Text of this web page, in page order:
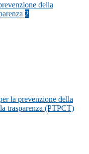
della
2
la prevenzione della
trasparenza (PTPCT)